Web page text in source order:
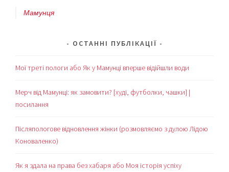
Мамунця
ОСТАННІ ПУБЛІКАЦІЇ
Мої треті пологи або Як у Мамунці вперше відійшли води
Мерч від Мамунці: як замовити? [худі, футболки, чашки] |
посилання
Післяпологове відновлення жінки (розмовляємо з дулою Лідою
Коноваленко)
Як я здала на права без хабаря або Моя історія успіху